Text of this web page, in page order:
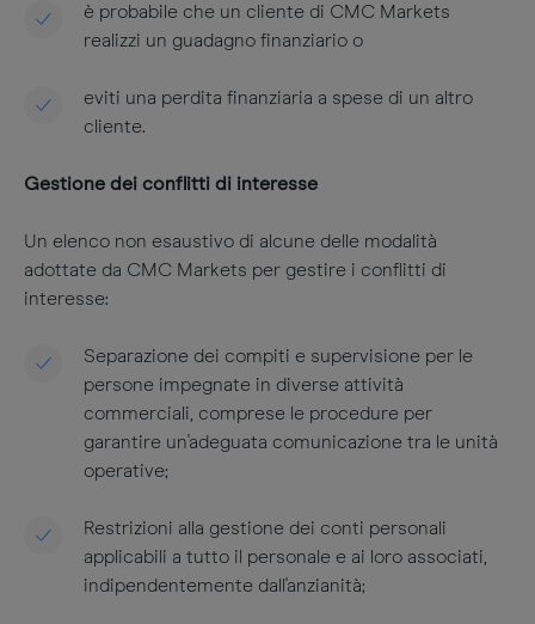
è probabile che un cliente di CMC Markets
realizzi un guadagno finanziario o
eviti una perdita finanziaria a spese di un altro
cliente.
Gestione dei conflitti di interesse
Un elenco non esaustivo di alcune delle modalità
adottate da CMC Markets per gestire i conflitti di
interesse:
Separazione dei compiti e supervisione per le
persone impegnate in diverse attività
commerciali, comprese le procedure per
garantire un'adeguata comunicazione tra le unità
operative;
Restrizioni alla gestione dei conti personali
applicabili a tutto il personale e ai loro associati,
indipendentemente dall'anzianità;